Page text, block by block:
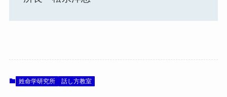
姓命学研究所 話し方教室